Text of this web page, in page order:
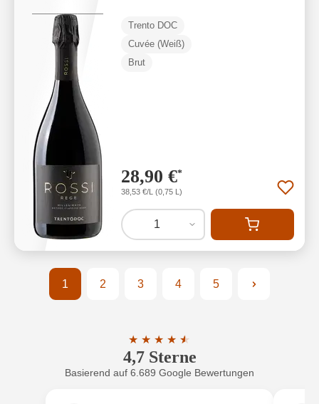
Trento DOC
Cuvée (Weiß)
Brut
28,90 €*
38,53 €/L (0,75 L)
1
Seite
1
Seite
2
Seite
3
Seite
4
Seite
5
4,7 Sterne
★ ★ ★ ★ ★
★
Durchschnittliche Bewertung von 4.7
Basierend auf 6.689 Google Bewertungen